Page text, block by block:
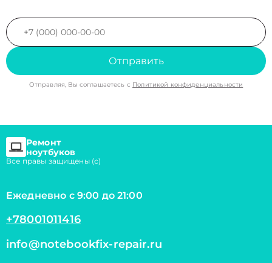
Отправить
Отправляя, Вы соглашаетесь с Политикой конфиденциальности
Ремонт
ноутбуков
Все правы защищены (с)
Ежедневно с 9:00 до 21:00
+78001011416
info@notebookfix-repair.ru